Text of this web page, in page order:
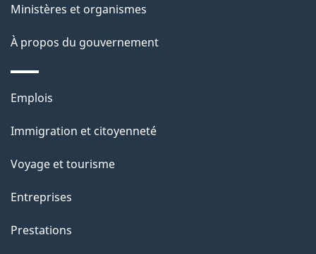
p
a
Ministères et organismes
À propos du gouvernement
Thèmes
sujets
Emplois
Immigration et citoyenneté
Voyage et tourisme
Entreprises
Prestations